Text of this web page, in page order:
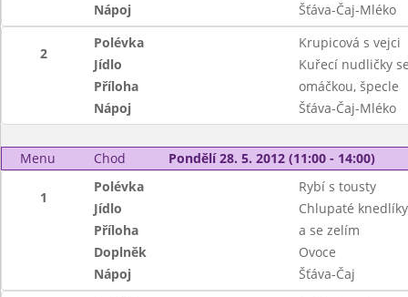
Nápoj
Šťáva-Čaj-Mléko
2
Polévka
Krupicová s vejci
Jídlo
Kuřecí nudličky
Příloha
omáčkou, špecle
Nápoj
Šťáva-Čaj-Mléko
Menu Chod Pondělí 28. 5. 2012 (11:00 - 14:00)
1
Polévka
Rybí s tousty
Jídlo
Chlupaté
Příloha
a se zelím
Doplněk
Ovoce
Nápoj
Šťáva-Čaj